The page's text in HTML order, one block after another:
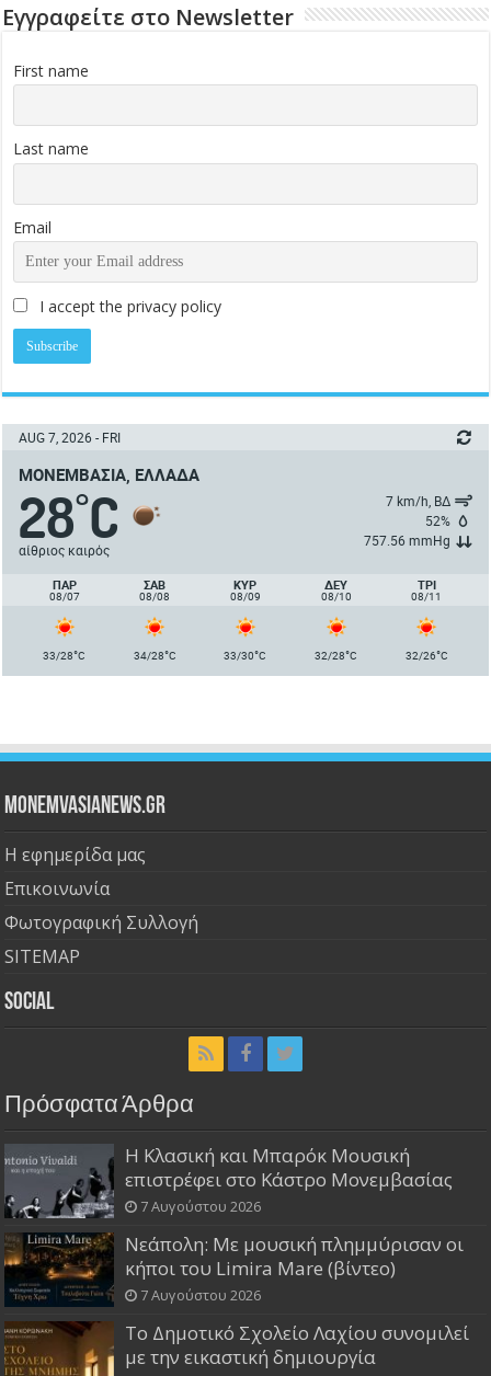
Εγγραφείτε στο Newsletter
First name
Last name
Email
I accept the privacy policy
AUG 7, 2026 - FRI
ΜΟΝΕΜΒΑΣΙΆ, ΕΛΛΆΔΑ
28°C
αίθριος καιρός
7 km/h, ΒΔ
52%
757.56 mmHg
ΠΑΡ
08/07
ΣΑΒ
08/08
ΚΥΡ
08/09
ΔΕΥ
08/10
ΤΡΙ
08/11
33/28°C 34/28°C 33/30°C 32/28°C 32/26°C
Monemvasianews.gr
Η εφημερίδα μας
Επικοινωνία
Φωτογραφική Συλλογή
SITEMAP
Social
Πρόσφατα Άρθρα
Η Κλασική και Μπαρόκ Μουσική
επιστρέφει στο Κάστρο Μονεμβασίας
7 Αυγούστου 2026
Νεάπολη: Με μουσική πλημμύρισαν οι
κήποι του Limira Mare (βίντεο)
7 Αυγούστου 2026
Το Δημοτικό Σχολείο Λαχίου συνομιλεί
με την εικαστική δημιουργία